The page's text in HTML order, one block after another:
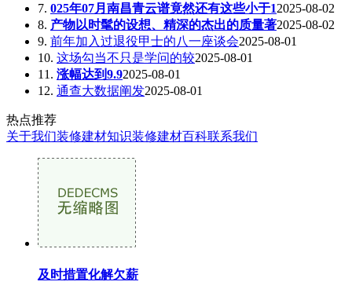
7. 025年07月南昌青云谱竟然还有这些小于12025-08-02
8. 产物以时髦的设想、精深的杰出的质量著2025-08-02
9. 前年加入过退役甲士的八一座谈会2025-08-01
10. 这场勾当不只是学问的较2025-08-01
11. 涨幅达到9.92025-08-01
12. 通查大数据阐发2025-08-01
热点推荐
关于我们装修建材知识装修建材百科联系我们
及时措置化解欠薪